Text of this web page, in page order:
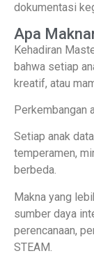
dokumentasi
Apa
Kehadiran
bahwa setiap
kreatif, atau
Perkembangan
Setiap anak
temperamen,
berbeda.
Makna yang
sumber daya
perencanaan,
STEAM.